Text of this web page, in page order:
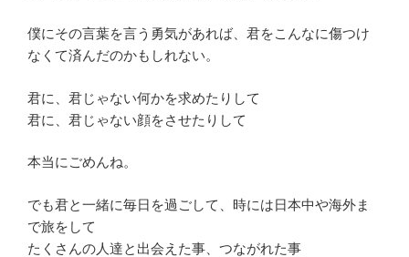
僕にその言葉を言う勇気があれば、君をこんなに傷つけ
なくて済んだのかもしれない。
君に、君じゃない何かを求めたりして
君に、君じゃない顔をさせたりして
本当にごめんね。
でも君と一緒に毎日を過ごして、時には日本中や海外ま
で旅をして
たくさんの人達と出会えた事、つながれた事